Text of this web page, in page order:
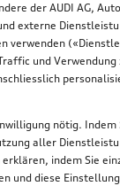
der AUDI AG,
externe
verwenden
und Verwendung
nötig. Indem
aller
indem Sie
und diese